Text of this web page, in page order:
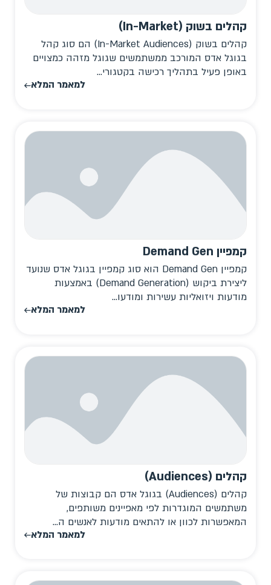
קהלים בשוק (In-Market)
קהלים בשוק (In-Market Audiences) הם סוג קהל
בגוגל אדס המורכב ממשתמשים שגוגל מזהה כמצויים
באופן פעיל בתהליך רכישה בקטגורי...
למאמר המלא
קמפיין Demand Gen
קמפיין Demand Gen הוא סוג קמפיין בגוגל אדס שנועד
ליצירת ביקוש (Demand Generation) באמצעות
מודעות ויזואליות עשירות ומודעו...
למאמר המלא
קהלים (Audiences)
קהלים (Audiences) בגוגל אדס הם קבוצות של
משתמשים המוגדרות לפי מאפיינים משותפים,
המאפשרות לכוון או להתאים מודעות לאנשים ה...
למאמר המלא